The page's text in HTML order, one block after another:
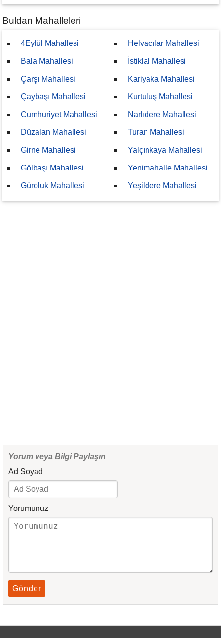
Buldan Mahalleleri
4Eylül Mahallesi
Bala Mahallesi
Çarşı Mahallesi
Çaybaşı Mahallesi
Cumhuriyet Mahallesi
Düzalan Mahallesi
Girne Mahallesi
Gölbaşı Mahallesi
Güroluk Mahallesi
Helvacılar Mahallesi
İstiklal Mahallesi
Kariyaka Mahallesi
Kurtuluş Mahallesi
Narlıdere Mahallesi
Turan Mahallesi
Yalçınkaya Mahallesi
Yenimahalle Mahallesi
Yeşildere Mahallesi
Yorum veya Bilgi Paylaşın
Ad Soyad
Yorumunuz
Gönder